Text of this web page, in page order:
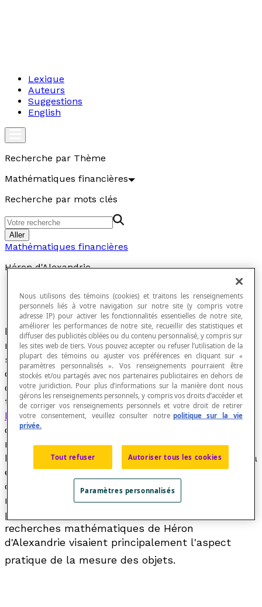
Lexique
Auteurs
Suggestions
English
Recherche par Thème
Mathématiques financières
Recherche par mots clés
Aller
Mathématiques financières
Héron d'Alexandrie
Héron d'Alexandrie était est un ingénieur, un
mécanicien et un mathématicien grec du premier
siècle après J.-C. On attribue à Héron
d'Alexandrie plusieurs formules mathématiques
dont une méthode de calcul de l'aire d'un
triangle sans utiliser de hauteur (formule de
Héron), ainsi qu'une autre permettant
d'approcher la racine carrée de n'importe quel
nombre de manière récursive (méthode de
Héron). Cependant, la première formule avait déjà
été prouvée par Archimède. Il fut aussi,
dans
Stereometrica, l'auteur de formules de
mesures de longueur, de surface et de volume
pour des objets en trois dimensions. Les
recherches mathématiques de Héron
d'Alexandrie visaient principalement l'aspect
pratique de la mesure des objets.
Nous utilisons des témoins (cookies) et traitons les renseignements
personnels liés à votre navigation sur notre site (y compris votre
adresse IP) pour activer les fonctionnalités essentielles de notre site,
améliorer les performances de notre site, recueillir des statistiques et
diffuser des publicités ciblées ou du contenu personnalisé, y compris sur
les sites web de tiers. Vous pouvez accepter ou refuser l’utilisation de la
plupart des témoins ou ajuster vos préférences en cliquant sur «
paramètres personnalisés ». Vos renseignements pourraient être
stockés et/ou partagés avec nos partenaires publicitaires en dehors de
votre juridiction. Pour plus d’informations sur la manière dont nous
gérons les renseignements personnels, y compris vos droits d’accéder et
de corriger vos renseignements personnels et votre droit de retirer
votre consentement, veuillez consulter notre politique sur la vie
privée.
Tout refuser Autoriser tous les cookies
Paramètres personnalisés